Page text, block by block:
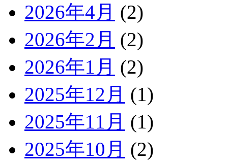
2026年4月 (2)
2026年2月 (2)
2026年1月 (2)
2025年12月 (1)
2025年11月 (1)
2025年10月 (2)